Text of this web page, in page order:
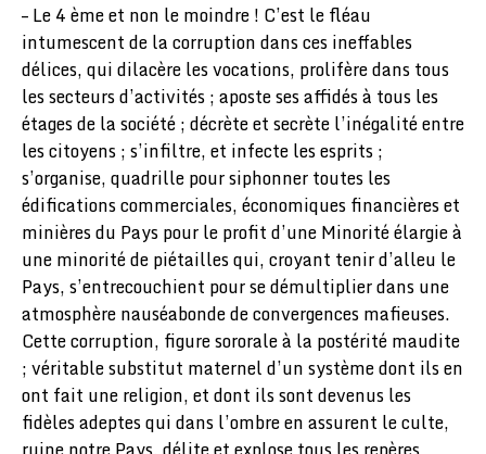
– Le 4 ème et non le moindre ! C’est le fléau
intumescent de la corruption dans ces ineffables
délices, qui dilacère les vocations, prolifère dans tous
les secteurs d’activités ; aposte ses affidés à tous les
étages de la société ; décrète et secrète l’inégalité entre
les citoyens ; s’infiltre, et infecte les esprits ;
s’organise, quadrille pour siphonner toutes les
édifications commerciales, économiques financières et
minières du Pays pour le profit d’une Minorité élargie à
une minorité de piétailles qui, croyant tenir d’alleu le
Pays, s’entrecouchient pour se démultiplier dans une
atmosphère nauséabonde de convergences mafieuses.
Cette corruption, figure sororale à la postérité maudite
; véritable substitut maternel d’un système dont ils en
ont fait une religion, et dont ils sont devenus les
fidèles adeptes qui dans l’ombre en assurent le culte,